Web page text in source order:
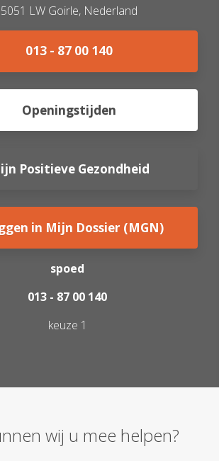
LW Goirle, Nederland
013 - 87 00 140
Openingstijden
Positieve Gezondheid
in Mijn Dossier (MGN)
spoed
013 - 87 00 140
keuze 1
wij u mee helpen?